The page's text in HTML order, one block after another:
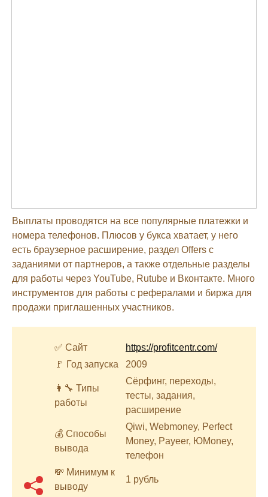
Выплаты проводятся на все популярные платежки и
номера телефонов. Плюсов у букса хватает, у него
есть браузерное расширение, раздел Offers с
заданиями от партнеров, а также отдельные разделы
для работы через YouTube, Rutube и Вконтакте. Много
инструментов для работы с рефералами и биржа для
продажи приглашенных участников.
✅ Сайт
https://profitcentr.com/
🚩 Год запуска
2009
👩‍🔧 Типы
работы
Сёрфинг, переходы,
тесты, задания,
расширение
💰 Способы
вывода
Qiwi, Webmoney, Perfect
Money, Payeer, ЮMoney,
телефон
💸 Минимум к
выводу
1 рубль